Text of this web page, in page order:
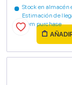
Stock en almacén
Estimación de
from purchase